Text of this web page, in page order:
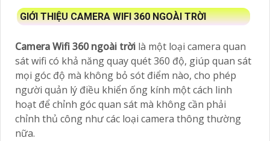
GIỚI THIỆU CAMERA WIFI 360 NGOÀI TRỜI
Camera Wifi 360 ngoài trời là một loại camera quan
sát wifi có khả năng quay quét 360 độ, giúp quan sát
mọi góc độ mà không bỏ sót điểm nào, cho phép
người quản lý điều khiển ống kính một cách linh
hoạt để chỉnh góc quan sát mà không cần phải
chỉnh thủ công như các loại camera thông thường
nữa.